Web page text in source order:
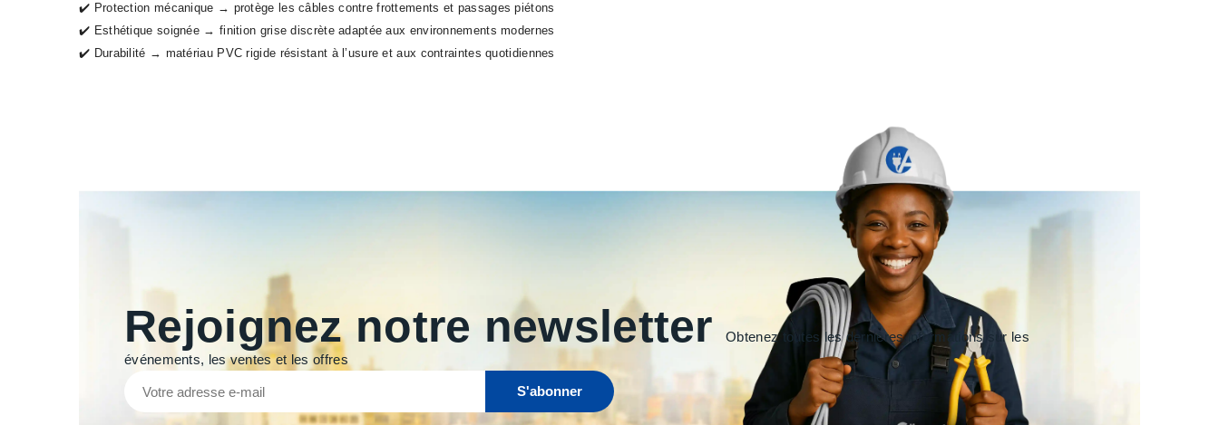
✔️ Protection mécanique → protège les câbles contre frottements et passages piétons
✔️ Esthétique soignée → finition grise discrète adaptée aux environnements modernes
✔️ Durabilité → matériau PVC rigide résistant à l’usure et aux contraintes quotidiennes
Rejoignez notre newsletterObtenez toutes les dernières informations sur les
événements, les ventes et les offres